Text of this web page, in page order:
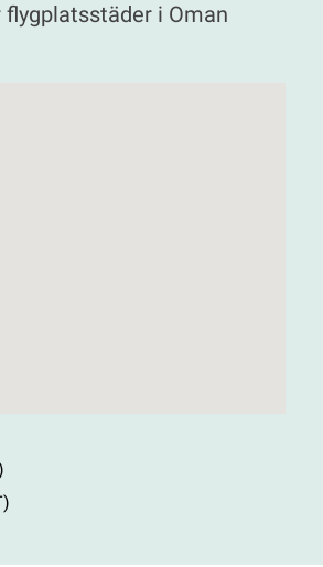
flygplatsstäder i Oman